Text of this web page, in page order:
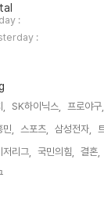
:
:
SK하이닉스, 프로야구,
,
스포츠, 삼성전자,
저리그,
국민의힘, 결혼,